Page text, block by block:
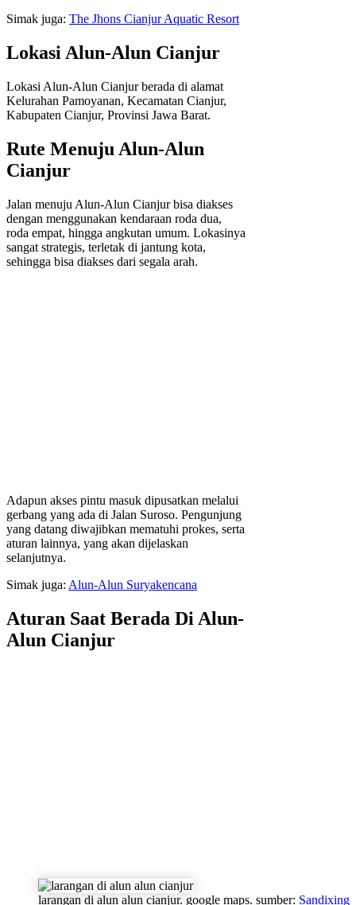
Simak juga: The Jhons Cianjur Aquatic Resort
Lokasi Alun-Alun Cianjur
Lokasi Alun-Alun Cianjur berada di alamat
Kelurahan Pamoyanan, Kecamatan Cianjur,
Kabupaten Cianjur, Provinsi Jawa Barat.
Rute Menuju Alun-Alun
Cianjur
Jalan menuju Alun-Alun Cianjur bisa diakses
dengan menggunakan kendaraan roda dua,
roda empat, hingga angkutan umum. Lokasinya
sangat strategis, terletak di jantung kota,
sehingga bisa diakses dari segala arah.
Adapun akses pintu masuk dipusatkan melalui
gerbang yang ada di Jalan Suroso. Pengunjung
yang datang diwajibkan mematuhi prokes, serta
aturan lainnya, yang akan dijelaskan
selanjutnya.
Simak juga: Alun-Alun Suryakencana
Aturan Saat Berada Di Alun-
Alun Cianjur
larangan di alun alun cianjur. google maps. sumber: Sandixing